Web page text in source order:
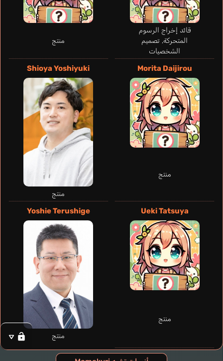
قائد إخراج الرسوم
المتحركة, تصميم
الشخصيات
منتج
Morita Daijirou
منتج
Shioya Yoshiyuki
منتج
Ueki Tatsuya
منتج
Yoshie Terushige
منتج
Maeda Rena
Sawaguchi Ema
Takumi Yasuaki
Sawaguchi Rihito
Yamaya Yoshitaka